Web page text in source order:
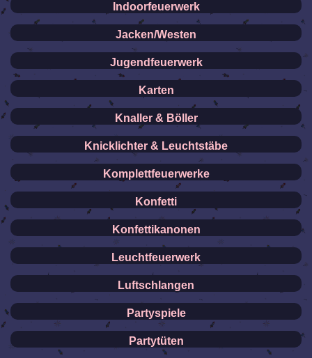
Indoorfeuerwerk
Jacken/Westen
Jugendfeuerwerk
Karten
Knaller & Böller
Knicklichter & Leuchtstäbe
Komplettfeuerwerke
Konfetti
Konfettikanonen
Leuchtfeuerwerk
Luftschlangen
Partyspiele
Partytüten